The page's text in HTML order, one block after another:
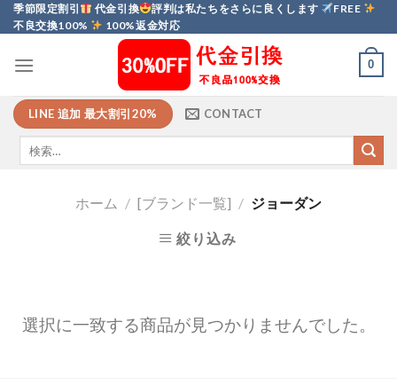
Skip
to
季節限定割引 代金引換 評判は私たちをさらに良くします
FREE
不良交換100%
100%返金対応
0
LINE 追加 最大割引20% CONTACT
ホーム / [ブランド一覧] / ジョーダン
絞り込み
選択に一致する商品が見つかりませんでした。